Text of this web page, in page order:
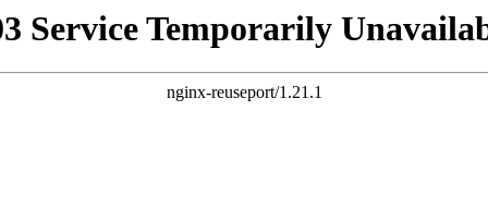
Service Temporarily
nginx-reuseport/1.21.1